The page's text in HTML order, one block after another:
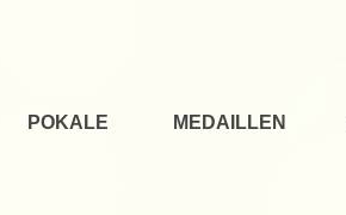
POKALE MEDAILLEN